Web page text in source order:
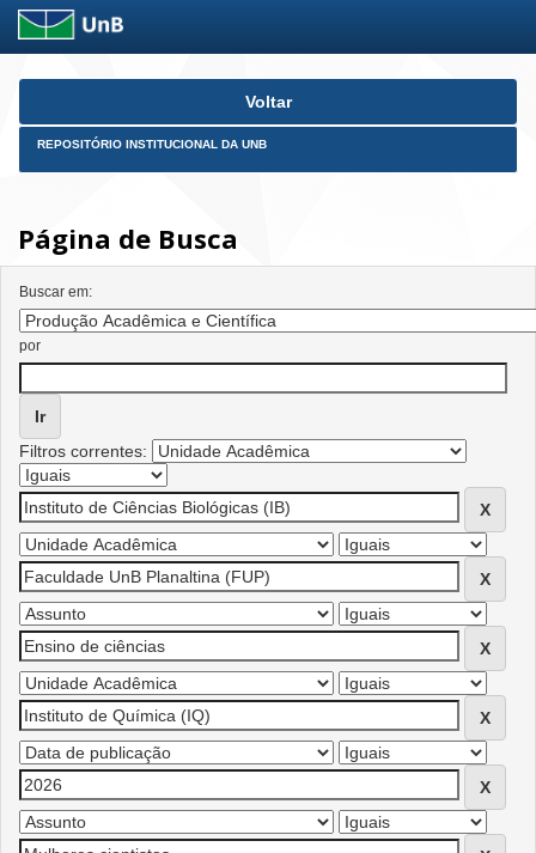
Skip
Voltar
REPOSITÓRIO INSTITUCIONAL DA UNB
Página de Busca
Buscar em:
por
Filtros correntes: